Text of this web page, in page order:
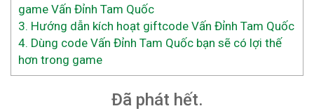
game Vấn Đỉnh Tam Quốc
3. Hướng dẫn kích hoạt giftcode Vấn Đỉnh Tam Quốc
4. Dùng code Vấn Đỉnh Tam Quốc bạn sẽ có lợi thế
hơn trong game
Đã phát hết.